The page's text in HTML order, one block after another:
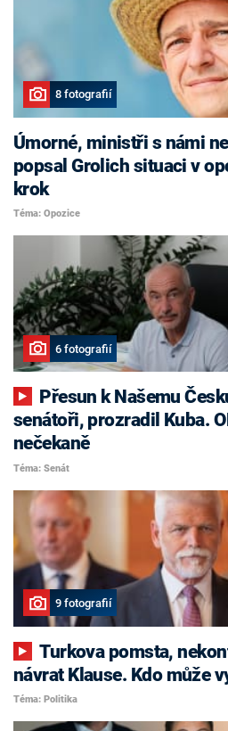
8 fotografií
Úmorné, ministři s námi
popsal Grolich situaci v
krok
Téma: Opozice
6 fotografií
senátoři, prozradil Kuba.
nečekaně
Téma: Senát
9 fotografií
Turkova pomsta, nekonfliktní Havlíček i
návrat Klause. Kdo může
Téma: Politika